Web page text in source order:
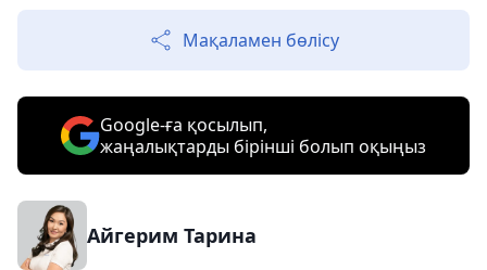
Мақаламен бөлісу
Google-ға қосылып,
жаңалықтарды бірінші болып оқыңыз
Айгерим Тарина